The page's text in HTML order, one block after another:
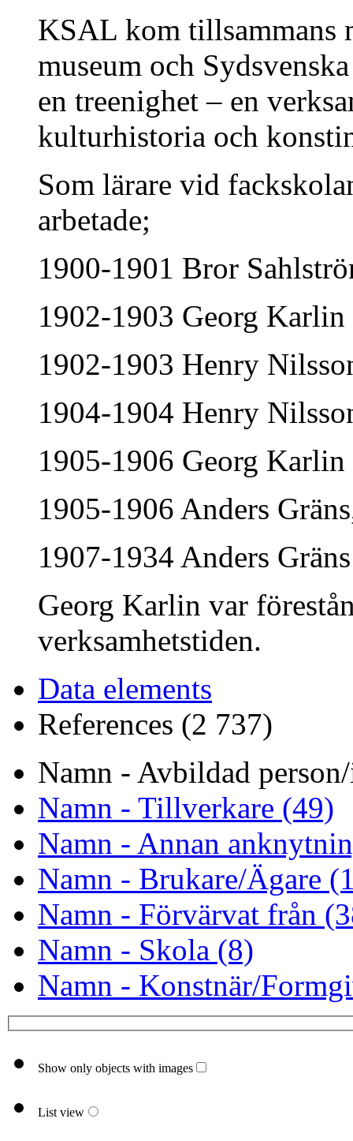
KSAL kom tillsammans
museum och
en treenighet – en
kulturhistoria och
Som lärare vid
arbetade;
1900-1901 Bror
1902-1903 Georg Karlin
1902-1903 Henry
1904-1904 Henry
1905-1906 Georg Karlin
1905-1906 Anders
1907-1934 Anders Gräns
Georg Karlin var
verksamhetstiden.
Data elements
References (2 737)
Namn - Avbildad
Namn - Tillverkare (49)
Namn - Annan
Namn - Brukare/Ägare
Namn - Förvärvat från
Namn - Skola (8)
Namn - Konstnär/
Show only objects with images
List view